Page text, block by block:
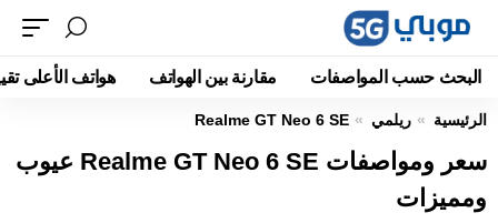
البحث حسب المواصفات مقارنة بين الهواتف هواتف الأعلى
الرئيسية ريلمي Realme GT Neo 6 SE
سعر ومواصفات Realme GT Neo 6 SE عيوب
ومميزات